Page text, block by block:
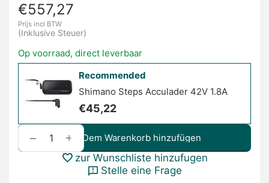
€557,27
Prijs incl BTW
(Inklusive Steuer)
Op voorraad, direct leverbaar
Recommended
Shimano Steps Acculader 42V 1.8A
€45,22
+
− Dem Warenkorb hinzufügen
zur Wunschliste hinzufugen
Stelle eine Frage